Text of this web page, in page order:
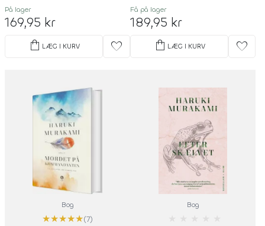
På lager
169,95 kr
shopping_bag LÆG I KURV favorite
Få på lager
189,95 kr
shopping_bag LÆG I KURV favorite
Bog
★★★★★(7)
Bog